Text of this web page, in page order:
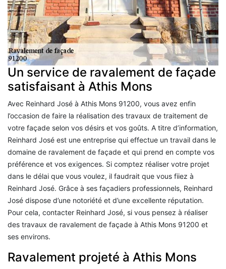
Un service de ravalement de façade
satisfaisant à Athis Mons
Avec Reinhard José à Athis Mons 91200, vous avez enfin
l’occasion de faire la réalisation des travaux de traitement de
votre façade selon vos désirs et vos goûts. A titre d’information,
Reinhard José est une entreprise qui effectue un travail dans le
domaine de ravalement de façade et qui prend en compte vos
préférence et vos exigences. Si comptez réaliser votre projet
dans le délai que vous voulez, il faudrait que vous fiiez à
Reinhard José. Grâce à ses façadiers professionnels, Reinhard
José dispose d’une notoriété et d’une excellente réputation.
Pour cela, contacter Reinhard José, si vous pensez à réaliser
des travaux de ravalement de façade à Athis Mons 91200 et
ses environs.
Ravalement projeté à Athis Mons